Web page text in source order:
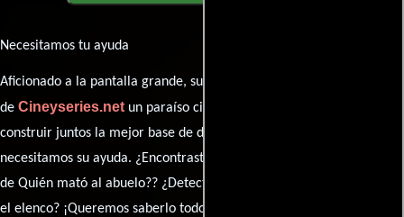
Necesitamos tu ayuda
Aficionado a la pantalla grande, su participación es clave para hacer
de Cineyseries.netun paraíso cinéfilo completo. Queremos
construir juntos la mejor base de datos cinematográfica, pero
necesitamos su ayuda. ¿Encontraste algún dato faltante en la ficha
de Quién mató al abuelo?? ¿Detectaste algún error en la sinopsis o
el elenco? ¡Queremos saberlo todo!